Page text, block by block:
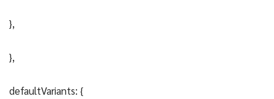
},
},
defaultVariants: {